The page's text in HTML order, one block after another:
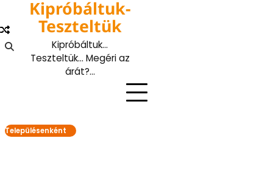
content
Kipróbáltuk-
Teszteltük
Kipróbáltuk…
Teszteltük… Megéri az
árát?…
Településenként